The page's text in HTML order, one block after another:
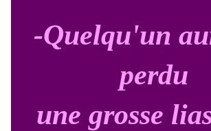
-Quelqu'un
perdu
une grosse